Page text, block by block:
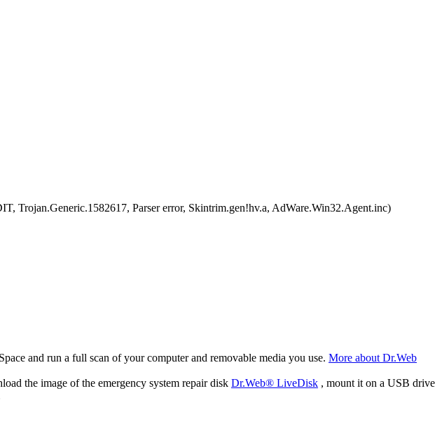
Trojan.Generic.1582617, Parser error, Skintrim.gen!hv.a, AdWare.Win32.Agent.inc)
and run a full scan of your computer and removable media you use. More about Dr.Web
the image of the emergency system repair disk Dr.Web® LiveDisk , mount it on a USB drive